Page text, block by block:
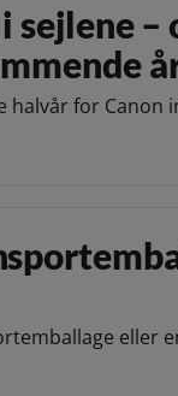
sejlene –
for Canon
eller